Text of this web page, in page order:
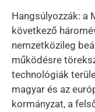
Hangsúlyozzák: a
következő
nemzetközileg
működésre
technológiák
magyar és az
kormányzat, a